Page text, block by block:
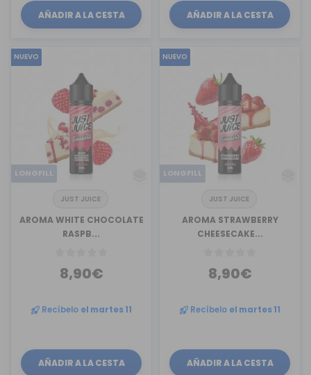
AÑADIR A LA CESTA AÑADIR A LA CESTA
NUEVO
LONGFILL
JUST JUICE
AROMA WHITE CHOCOLATE
RASPB...
8,90€
Recíbelo el martes 11
AÑADIR A LA CESTA
NUEVO
LONGFILL
JUST JUICE
AROMA STRAWBERRY
CHEESECAKE...
8,90€
Recíbelo el martes 11
AÑADIR A LA CESTA